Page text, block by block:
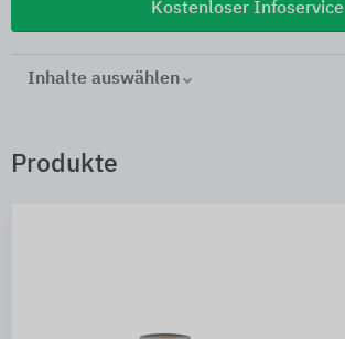
Kostenloser Infoservice
Inhalte auswählen
Produkte